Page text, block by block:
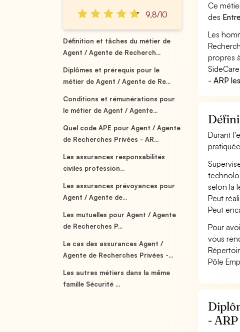
9,8/10
Définition et tâches du métier de
Agent / Agente de Recherch...
Diplômes et prérequis pour le
métier de Agent / Agente de Re...
Conditions et rémunérations pour
le métier de Agent / Agente...
Quel code APE pour Agent / Agente
de Recherches Privées - AR...
Les assurances responsabilités
civiles profession...
Les assurances prévoyances pour
Agent / Agente de...
Les mutuelles pour Agent / Agente
de Recherches P...
Le cas des assurances Agent /
Agente de Recherches Privées -...
Les autres métiers dans la même
famille Sécurité ...
Ce
des
Les
propres
- ARP
Durant
selon la
Peut
Peut
Pour
vous
Pôle
- ARP